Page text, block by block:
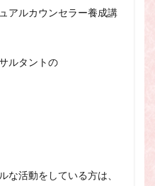
アルカウンセラー養成講
ルタントの
な活動をしている方は、
サイコセラピー
ン、スピリチュアル・セラピ
グ、占いセラピー、占い師、